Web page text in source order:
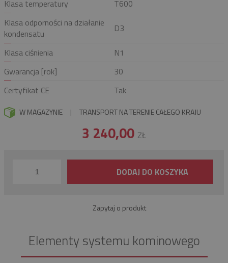
Klasa temperatury
T600
Klasa odporności na działanie
kondensatu
D3
Klasa ciśnienia
N1
Gwarancja [rok]
30
Certyfikat CE
Tak
W MAGAZYNIE | TRANSPORT NA TERENIE CAŁEGO KRAJU
3 240,00 ZŁ
DODAJ DO KOSZYKA
Zapytaj o produkt
Elementy systemu kominowego